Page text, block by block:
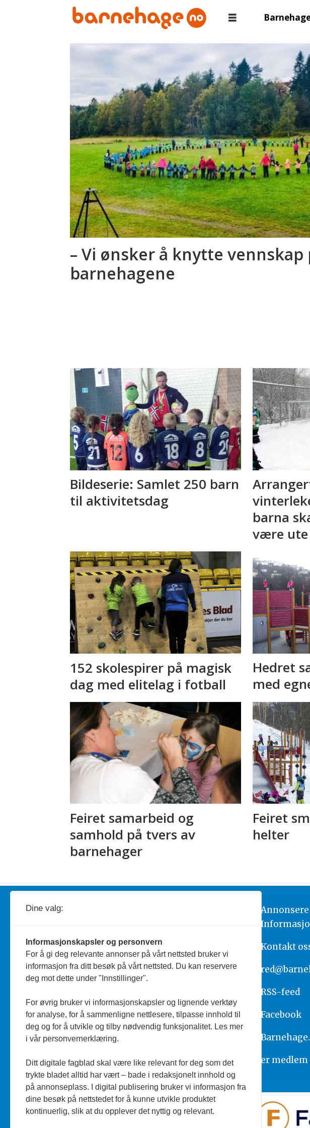
aktivitetsdag
– Vi ønsker å knytte vennskap
barnehagene
Bildeserie: Samlet 250 barn
til aktivitetsdag
barna
være ute
152 skolespirer på magisk
dag med elitelag i fotball
Hedret
med
Feiret samarbeid og
samhold på tvers av
barnehager
Feiret
helter
JournalistSilje Wiken Sandgrind
Telefon: 755 53 856
Annonsere
Kontakt
RSS-feed
Facebook
er medlem
Dine valg:
Informasjonskapsler og personvern
For å gi deg relevante annonser på vårt nettsted bruker vi
informasjon fra ditt besøk på vårt nettsted. Du kan reservere
deg mot dette under "Innstillinger".
For øvrig bruker vi informasjonskapsler og lignende verktøy
for analyse, for å sammenligne nettlesere, tilpasse innhold til
deg og for å utvikle og tilby nødvendig funksjonalitet. Les mer
i vår personvernerklæring.
Ditt digitale fagblad skal være like relevant for deg som det
trykte bladet alltid har vært – bade i redaksjonelt innhold og
på annonseplass. I digital publisering bruker vi informasjon fra
dine besøk på nettstedet for å kunne utvikle produktet
kontinuerlig, slik at du opplever det nyttig og relevant.